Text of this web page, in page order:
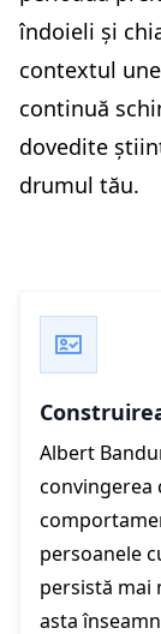
îndoieli și
contextul
continuă
dovedite
drumul tău.
Albert
convingerea
persoanele
persistă mai
asta